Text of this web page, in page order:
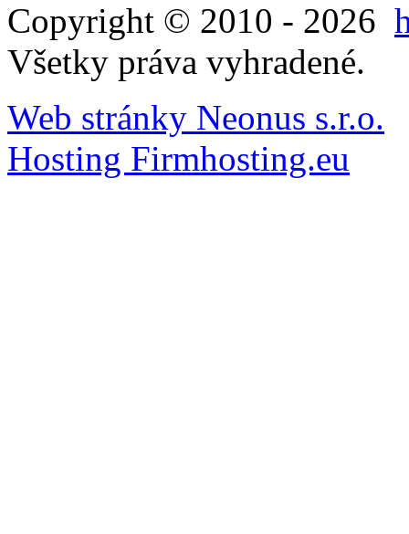
Copyright © 2010 - 2026
Všetky práva vyhradené.
Web stránky Neonus s.r.o.
Hosting Firmhosting.eu